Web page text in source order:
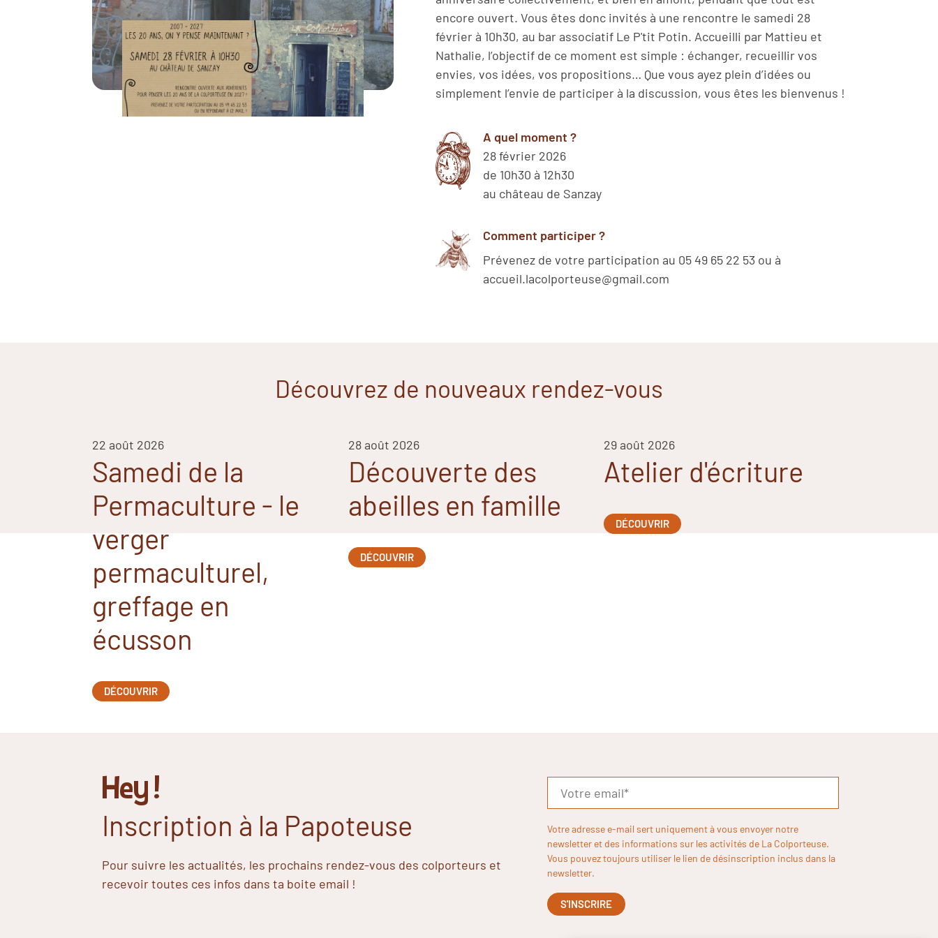
encore ouvert. Vous êtes donc invités à une rencontre le samedi 28
février à 10h30, au bar associatif Le P'tit Potin. Accueilli par Mattieu et
Nathalie, l’objectif de ce moment est simple : échanger, recueillir vos
envies, vos idées, vos propositions… Que vous ayez plein d’idées ou
simplement l’envie de participer à la discussion, vous êtes les bienvenus !
A quel moment ?
28 février 2026
de 10h30 à 12h30
au château de Sanzay
Comment participer ?
Prévenez de votre participation au 05 49 65 22 53 ou à
accueil.lacolporteuse@gmail.com
Découvrez de nouveaux rendez-vous
22 août 2026
Samedi de la
Permaculture - le
verger
permaculturel,
greffage en
écusson
DÉCOUVRIR
28 août 2026
Découverte des
abeilles en famille
DÉCOUVRIR
29 août 2026
Atelier d'écriture
DÉCOUVRIR
Hey !
Inscription à la Papoteuse
Pour suivre les actualités, les prochains rendez-vous des colporteurs et
recevoir toutes ces infos dans ta boite email !
Votre adresse e-mail sert uniquement à vous envoyer notre
newsletter et des informations sur les activités de La Colporteuse.
Vous pouvez toujours utiliser le lien de désinscription inclus dans la
newsletter.